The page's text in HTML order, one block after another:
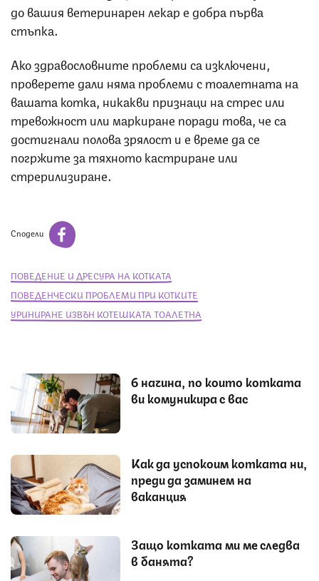
до вашия ветеринарен лекар е добра първа
стъпка.
Ако здравословните проблеми са изключени,
проверете дали няма проблеми с тоалетната на
вашата котка, никакви признаци на стрес или
тревожност или маркиране поради това, че са
достигнали полова зрялост и е време да се
погржите за тяхното кастриране или
стрерилизиране.
Сподели
ПОВЕДЕНИЕ И ДРЕСУРА НА КОТКАТА
ПОВЕДЕНЧЕСКИ ПРОБЛЕМИ ПРИ КОТКИТЕ
УРИНИРАНЕ ИЗВЪН КОТЕШКАТА ТОАЛЕТНА
6 начина, по които котката
ви комуникира с вас
Как да успокоим котката ни,
преди да заминем на
ваканция
Защо котката ми ме следва
в банята?